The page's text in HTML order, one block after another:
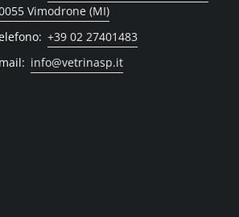
Vimodrone (MI)
+39 02 27401483
info@vetrinasp.it